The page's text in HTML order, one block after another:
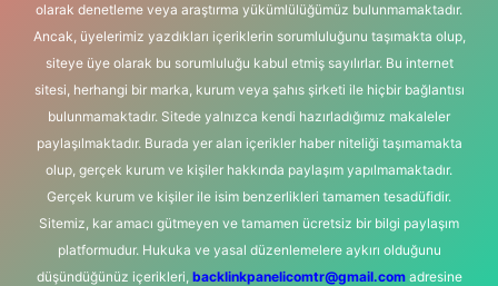
olarak denetleme veya araştırma yükümlülüğümüz bulunmamaktadır.
Ancak, üyelerimiz yazdıkları içeriklerin sorumluluğunu taşımakta olup,
siteye üye olarak bu sorumluluğu kabul etmiş sayılırlar. Bu internet
sitesi, herhangi bir marka, kurum veya şahıs şirketi ile hiçbir bağlantısı
bulunmamaktadır. Sitede yalnızca kendi hazırladığımız makaleler
paylaşılmaktadır. Burada yer alan içerikler haber niteliği taşımamakta
olup, gerçek kurum ve kişiler hakkında paylaşım yapılmamaktadır.
Gerçek kurum ve kişiler ile isim benzerlikleri tamamen tesadüfidir.
Sitemiz, kar amacı gütmeyen ve tamamen ücretsiz bir bilgi paylaşım
platformudur. Hukuka ve yasal düzenlemelere aykırı olduğunu
düşündüğünüz içerikleri, backlinkpanelicomtr@gmail.comadresine